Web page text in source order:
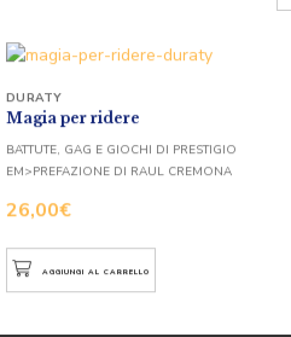
Magia per ridere
26,00€
DURATY
BATTUTE, GAG E GIOCHI DI PRESTIGIO
EM>PREFAZIONE DI RAUL CREMONA
AGGIUNGI AL CARRELLO